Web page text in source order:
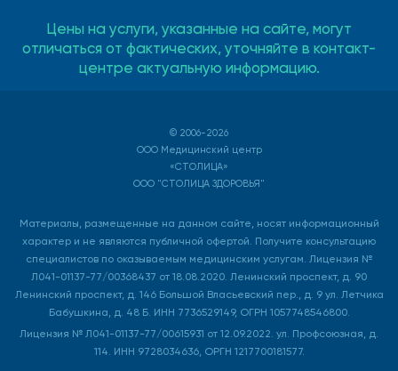
Цены на услуги, указанные на сайте, могут
отличаться от фактических, уточняйте в контакт-
центре актуальную информацию.
© 2006-2026
ООО Медицинский центр
«СТОЛИЦА»
ООО "СТОЛИЦА ЗДОРОВЬЯ"
Материалы, размещенные на данном сайте, носят информационный
характер и не являются публичной офертой. Получите консультацию
специалистов по оказываемым медицинским услугам. Лицензия №
Л041-01137-77/00368437 от 18.08.2020. Ленинский проспект, д. 90
Ленинский проспект, д. 146 Большой Власьевский пер., д. 9 ул. Летчика
Бабушкина, д. 48 Б. ИНН 7736529149, ОГРН 1057748546800.
Лицензия № Л041-01137-77/00615931 от 12.09.2022. ул. Профсоюзная, д.
114. ИНН 9728034636, ОРГН 1217700181577.